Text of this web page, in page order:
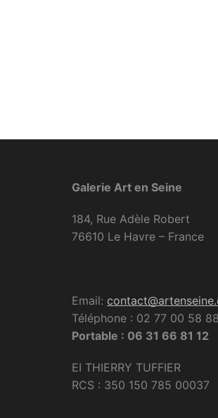
Galerie Art en Seine
184, Rue Adèle Robert
76610 Le Havre – France
Email:
Téléphone : 02 77 00 58 88
Portable : 06 31 66 81 12
EI THIERRY TUFFIER
RCS : 350 150 785 00037